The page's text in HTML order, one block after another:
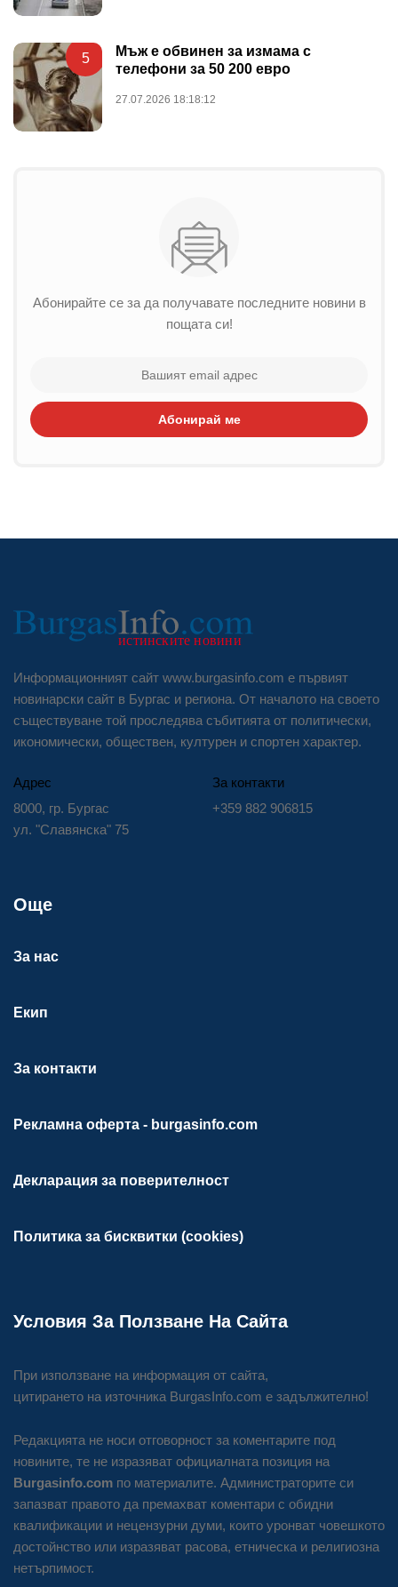
5
Мъж е обвинен за измама с
телефони за 50 200 евро
27.07.2026 18:18:12
Абонирайте се за да получавате последните новини в
пощата си!
Абонирай ме
Информационният сайт www.burgasinfo.com е първият
новинарски сайт в Бургас и региона. От началото на своето
съществуване той проследява събитията от политически,
икономически, обществен, културен и спортен характер.
Адрес
8000, гр. Бургас
ул. "Славянска" 75
За контакти
+359 882 906815
Още
За нас
Екип
За контакти
Рекламна оферта - burgasinfo.com
Декларация за поверителност
Политика за бисквитки (cookies)
Условия За Ползване На Сайта
При използване на информация от сайта,
цитирането на източника BurgasInfo.com е задължително!
Редакцията не носи отговорност за коментарите под
новините, те не изразяват официалната позиция на
Burgasinfo.com по материалите. Администраторите си
запазват правото да премахват коментари с обидни
квалификации и нецензурни думи, които уронват човешкото
достойнство или изразяват расова, етническа и религиозна
нетърпимост.